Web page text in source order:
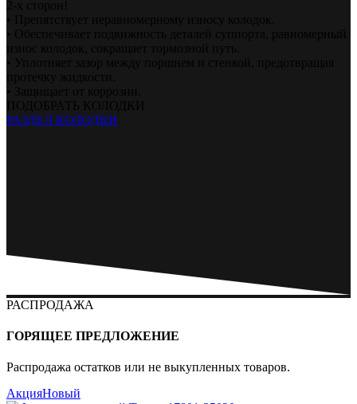
РАЗДЕЛ КОЛОДКИ
РАСПРОДАЖА
ГОРЯЩЕЕ ПРЕДЛОЖЕНИЕ
Распродажа остатков или не выкупленных товаров.
АкцияНовый